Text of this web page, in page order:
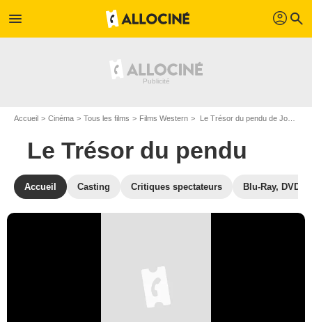
menu profil search
Accueil Cinéma Tous les films Films Western Le Trésor du pendu de John Sturges
Le Trésor du pendu
Accueil Casting Critiques spectateurs Blu-Ray, DVD